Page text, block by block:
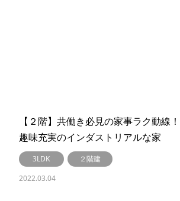
【２階】共働き必見の家事ラク動線！
趣味充実のインダストリアルな家
#1063LDK
２階建
2022.03.04